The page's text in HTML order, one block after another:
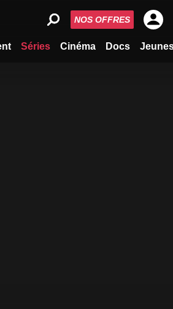
Séries Cinéma Docs
NOS OFFRES